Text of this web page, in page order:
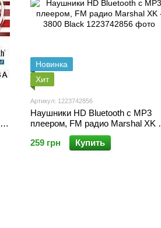
Новинка
Хит
Артикул: 1223742856
Наушники HD Bluetooth с MP3
плеером, FM радио Marshal XK -
3800 Black
259 грн
Купить